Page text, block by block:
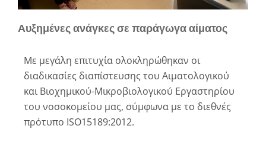
Αυξημένες ανάγκες σε παράγωγα αίματος
Με μεγάλη επιτυχία ολοκληρώθηκαν οι
διαδικασίες διαπίστευσης του Αιματολογικού
και Βιοχημικού-Μικροβιολογικού Εργαστηρίου
του νοσοκομείου μας, σύμφωνα με το διεθνές
πρότυπο ISO15189:2012.